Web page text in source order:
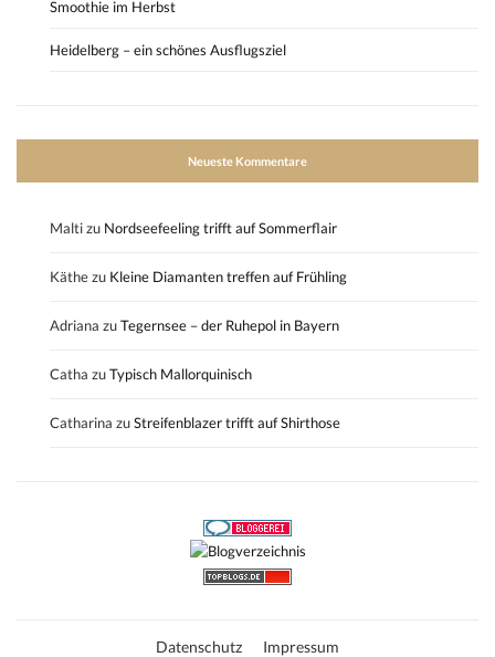
Smoothie im Herbst
Heidelberg – ein schönes Ausflugsziel
Neueste Kommentare
Maltizu Nordseefeeling trifft auf Sommerflair
Käthezu Kleine Diamanten treffen auf Frühling
Adriana zuTegernsee – der Ruhepol in Bayern
Catha zuTypisch Mallorquinisch
Catharina zuStreifenblazer trifft auf Shirthose
Datenschutz Impressum